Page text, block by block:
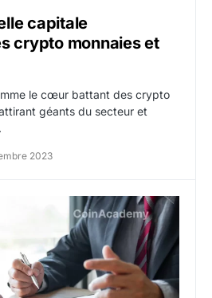
capitale
crypto monnaies et
le cœur battant des crypto
géants du secteur et
2023
crypto de la semaine du 6